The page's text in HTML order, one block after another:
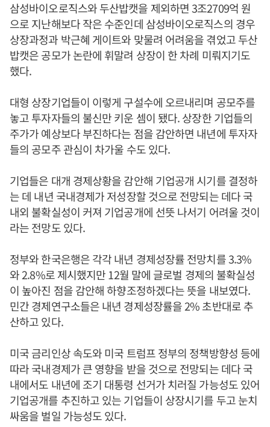
삼성바이오로직스와 두산밥캣을 제외하면 3조2709억 원
으로 지난해보다 작은 수준인데 삼성바이오로직스의 경우
상장과정과 박근혜 게이트와 맞물려 어려움을 겪었고 두산
밥캣은 공모가 논란에 휘말려 상장이 한 차례 미뤄지기도
했다.
대형 상장기업들이 이렇게 구설수에 오르내리며 공모주를
놓고 투자자들의 불신만 키운 셈이 됐다. 상장한 기업들의
주가가 예상보다 부진하다는 점을 감안하면 내년에 투자자
들의 공모주 관심이 차가울 수도 있다.
기업들은 대개 경제상황을 감안해 기업공개 시기를 결정하
는 데 내년 국내경제가 저성장할 것으로 전망되는 데다 국
내외 불확실성이 커져 기업공개에 선뜻 나서기 어려울 것이
라는 전망도 있다.
정부와 한국은행은 각각 내년 경제성장률 전망치를 3.3%
와 2.8%로 제시했지만 12월 말에 글로벌 경제의 불확실성
이 높아진 점을 감안해 하향조정하겠다는 뜻을 내보였다.
민간 경제연구소들은 내년 경제성장률을 2% 초반대로 추
산하고 있다.
미국 금리인상 속도와 미국 트럼프 정부의 정책방향성 등에
따라 국내경제가 큰 영향을 받을 것으로 전망되는 데다 국
내에서도 내년에 조기 대통령 선거가 치러질 가능성도 있어
기업공개를 추진하고 있는 기업들이 상장시기를 두고 눈치
싸움을 벌일 가능성도 있다.